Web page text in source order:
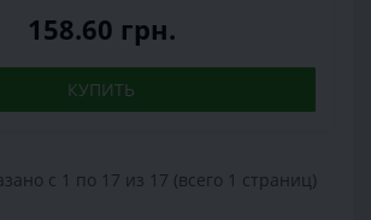
158.60 грн.
КУПИТЬ
с 1 по 17 из 17 (всего 1 страниц)